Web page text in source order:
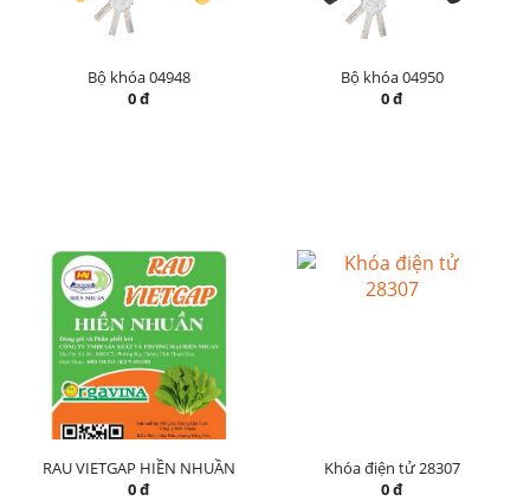
Bộ khóa 04948
0 đ
Bộ khóa 04950
0 đ
RAU VIETGAP HIỀN NHUẦN
0 đ
Khóa điện tử 28307
0 đ